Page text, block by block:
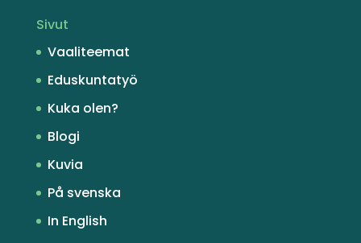
Sivut
Vaaliteemat
Eduskuntatyö
Kuka olen?
Blogi
Kuvia
På svenska
In English